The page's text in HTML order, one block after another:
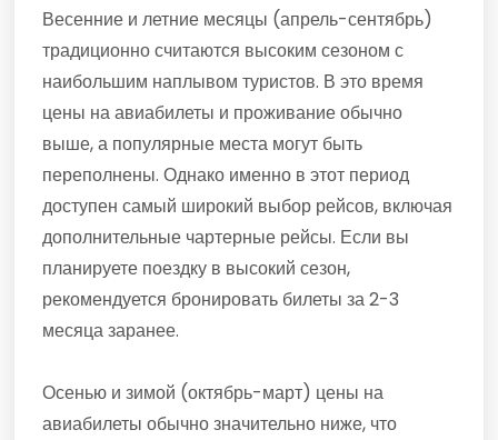
Весенние и летние месяцы (апрель-сентябрь)
традиционно считаются высоким сезоном с
наибольшим наплывом туристов. В это время
цены на авиабилеты и проживание обычно
выше, а популярные места могут быть
переполнены. Однако именно в этот период
доступен самый широкий выбор рейсов, включая
дополнительные чартерные рейсы. Если вы
планируете поездку в высокий сезон,
рекомендуется бронировать билеты за 2-3
месяца заранее.
Осенью и зимой (октябрь-март) цены на
авиабилеты обычно значительно ниже, что